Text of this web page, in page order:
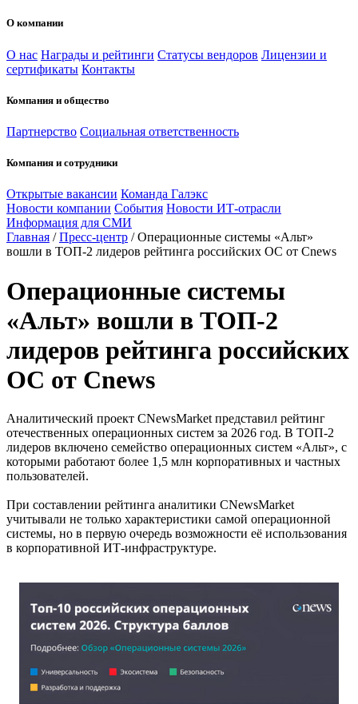
О компании
О нас Награды и рейтинги Статусы вендоров Лицензии и
сертификаты Контакты
Компания и общество
Партнерство Социальная ответственность
Компания и сотрудники
Открытые вакансии Команда Галэкс
Новости компании События Новости ИТ-отрасли
Информация для СМИ
Главная / Пресс-центр / Операционные системы «Альт»
вошли в ТОП-2 лидеров рейтинга российских ОС от Cnews
Операционные системы
«Альт» вошли в ТОП-2
лидеров рейтинга российских
ОС от Cnews
Аналитический проект CNewsMarket представил рейтинг
отечественных операционных систем за 2026 год. В ТОП-2
лидеров включено семейство операционных систем «Альт», с
которыми работают более 1,5 млн корпоративных и частных
пользователей.
При составлении рейтинга аналитики CNewsMarket
учитывали не только характеристики самой операционной
системы, но в первую очередь возможности её использования
в корпоративной ИТ-инфраструктуре.